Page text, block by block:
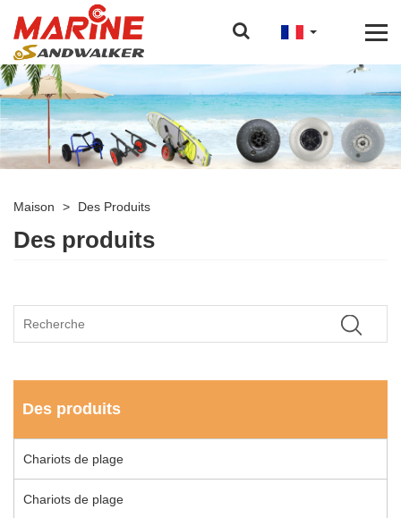
Maison > Des Produits
Des produits
Des produits
Chariots de plage
Chariots de plage